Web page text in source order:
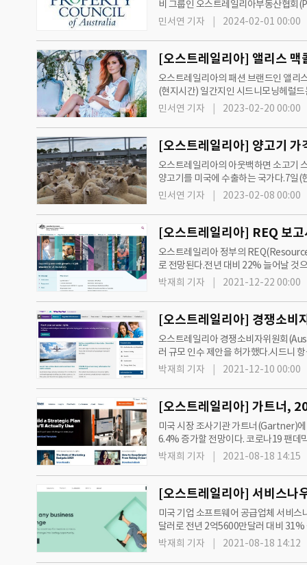
비 그룹인 오스트레일리아부동산협회
됐다.애들레이드는 국내에서 CBD 오
민서연 기자 2024-02-01 00:00
[오스트레일리아] 앨리스
오스트레일리아의 패션 브랜드인 앨리
(현지시간) 일간지인 시드니모닝헤럴
맥콜 브랜드의 창시자이자 디자이너
민서연 기자 2023-02-20 00:00
[오스트레일리아] 양고기
오스트레일리아의 아웃백하면 소고기
양고기를 미국에 수출하는 국가다.7일
3달러(약 3700원) 이하를 기록했다.
민서연 기자 2023-02-08 00:00
[오스트레일리아] REQ 보
오스트레일리아 정부의
로 전망된다.전년 대비 22% 늘어날 것
기 때문이다.국립대학 에너지 전문가
박재희 기자 2021-12-22 00:00
[오스트레일리아] 경쟁소비
오스트레일리아 경쟁소비자위원회
러 규모 인수 제안을 허가했다.시드니
공항의 지분을 포함해 다양한…
박재희 기자 2021-12-10 00:00
[오스트레일리아] 가트너,
미국 시장 조사기관 가트너(Gartner)
6.4% 증가할 전망이다. 코로나19 팬데
지출 규모는 1090억달러로 전년 대비
박재희 기자 2021-08-18 14:15
[오스트레일리아] 서비스나
미국 기업 소프트웨어 공급업체 서비
달러로 전년 2억5600만달러 대비
큰 지출 비용은 네덜란드 본사에 지불
박재희 기자 2021-08-18 14:12